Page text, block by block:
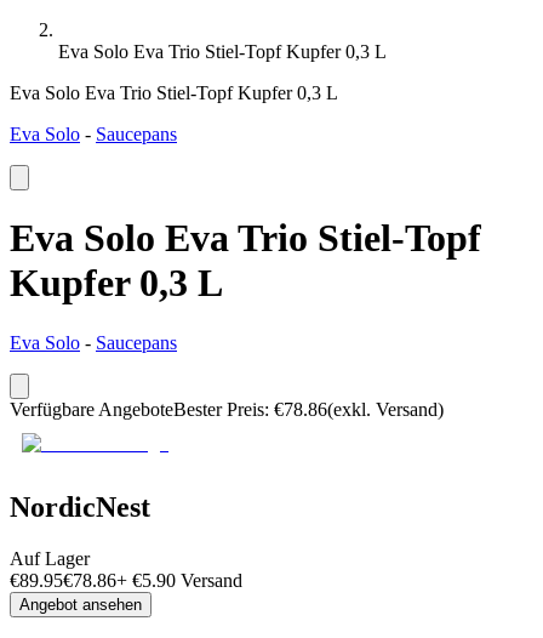
Eva Solo Eva Trio Stiel-Topf Kupfer 0,3 L
Eva Solo Eva Trio Stiel-Topf Kupfer 0,3 L
Eva Solo - Saucepans
Eva Solo Eva Trio Stiel-Topf
Kupfer 0,3 L
Eva Solo - Saucepans
Verfügbare AngeboteBester Preis: €78.86(exkl. Versand)
NordicNest
Auf Lager
€89.95€78.86+ €5.90 Versand
Angebot ansehen